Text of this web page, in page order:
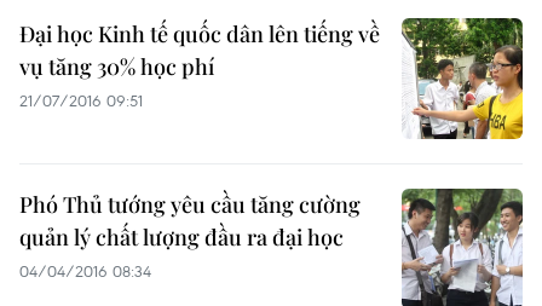
Đại học Kinh tế quốc dân lên tiếng về
vụ tăng 30% học phí
21/07/2016 09:51
Phó Thủ tướng yêu cầu tăng cường
quản lý chất lượng đầu ra đại học
04/04/2016 08:34